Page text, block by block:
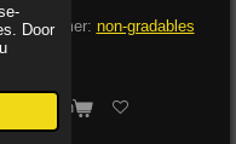
Door
Disclaimer: non-gradables
details